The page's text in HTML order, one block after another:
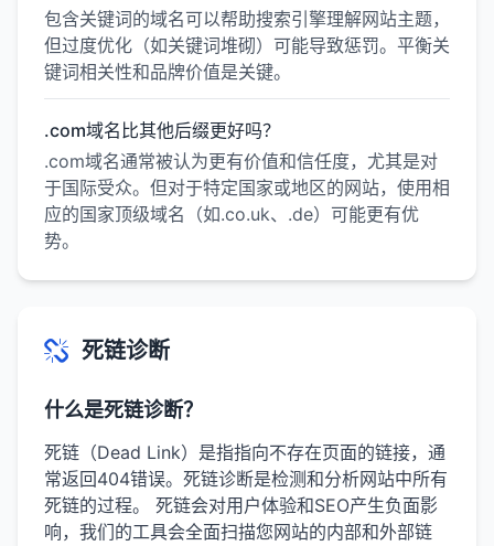
包含关键词的域名可以帮助搜索引擎理解网站主题，
但过度优化（如关键词堆砌）可能导致惩罚。平衡关
键词相关性和品牌价值是关键。
.com域名比其他后缀更好吗？
.com域名通常被认为更有价值和信任度，尤其是对
于国际受众。但对于特定国家或地区的网站，使用相
应的国家顶级域名（如.co.uk、.de）可能更有优
势。
死链诊断
什么是死链诊断？
死链（Dead Link）是指指向不存在页面的链接，通
常返回404错误。死链诊断是检测和分析网站中所有
死链的过程。 死链会对用户体验和SEO产生负面影
响，我们的工具会全面扫描您网站的内部和外部链